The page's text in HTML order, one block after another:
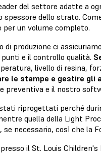
del settore adatte a
spessore dello strato.
un volume completo.
produzione ci
e il controllo qualità.
livello di resina,
le stampe e gestire gli
preventiva e il nostro
riprogettati perché
quella della Light
se necessario, così che la
il St. Louis